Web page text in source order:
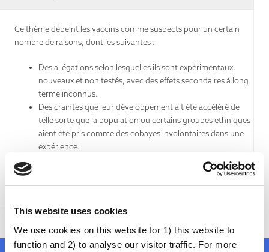
This website uses cookies
We use cookies on this website for 1) this website to
function and 2) to analyse our visitor traffic. For more
Ce thème dépeint les vaccins comme suspects pour un certain
nombre de raisons, dont les suivantes :
Des allégations selon lesquelles ils sont expérimentaux,
nouveaux et non testés, avec des effets secondaires à long
terme inconnus.
Des craintes que leur développement ait été accéléré de
telle sorte que la population ou certains groupes ethniques
aient été pris comme des cobayes involontaires dans une
expérience.
Des doutes sur leur efficacité, souvent favorisés par une
mauvaise compréhension de la science et des statistiques
La croyance qu'ils causent des dommages à la santé